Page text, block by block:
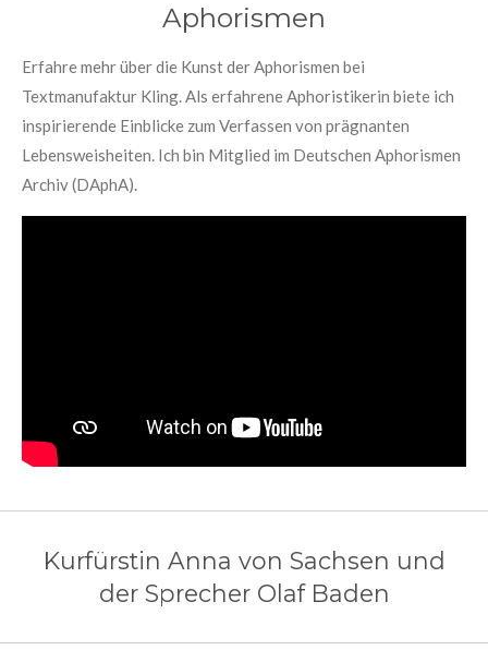
Aphorismen
Erfahre mehr über die Kunst der Aphorismen bei
Textmanufaktur Kling. Als erfahrene Aphoristikerin biete ich
inspirierende Einblicke zum Verfassen von prägnanten
Lebensweisheiten. Ich bin Mitglied im Deutschen Aphorismen
Archiv (DAphA).
Kurfürstin Anna von Sachsen und
der Sprecher Olaf Baden